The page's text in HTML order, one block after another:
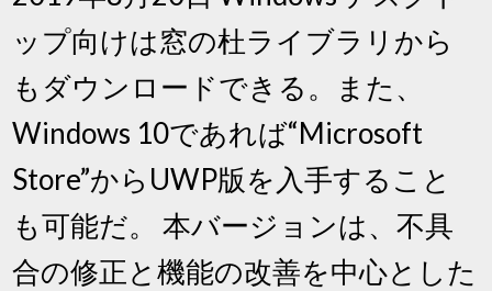
ップ向けは窓の杜ライブラリから
もダウンロードできる。また、
Windows 10であれば“Microsoft
Store”からUWP版を入手すること
も可能だ。 本バージョンは、不具
合の修正と機能の改善を中心とした